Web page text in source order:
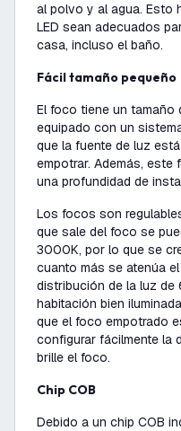
al polvo y al agua. Esto
LED sean adecuados
casa, incluso el baño.
Fácil tamaño pequeño
El foco tiene un
equipado con un
que la fuente de luz
empotrar. Además,
una profundidad de
Los focos son
que sale del foco se
3000K, por lo que se
cuanto más se atenúa
distribución de la luz de
habitación bien
que el foco empotrado
configurar fácilmente la
brille el foco.
chip COB
Debido a un chip COB